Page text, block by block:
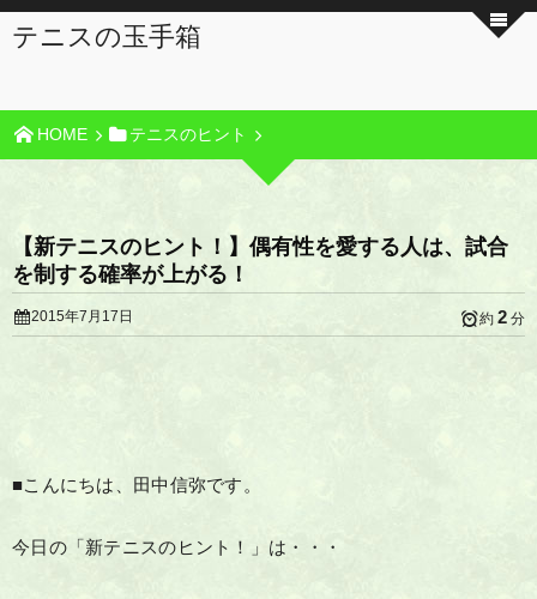
テニスの玉手箱
HOME テニスのヒント
【新テニスのヒント！】偶有性を愛する人は、試合
を制する確率が上がる！
2015年7月17日 約 2 分
■こんにちは、田中信弥です。
今日の「新テニスのヒント！」は・・・